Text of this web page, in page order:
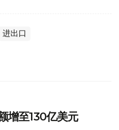
进出口
增至130亿美元